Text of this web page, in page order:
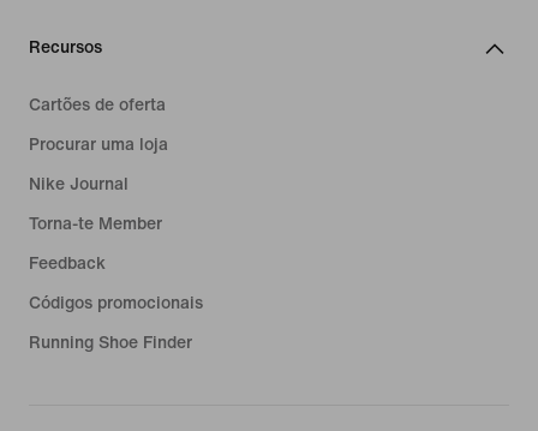
Recursos
Cartões de oferta
Procurar uma loja
Nike Journal
Torna-te Member
Feedback
Códigos promocionais
Running Shoe Finder